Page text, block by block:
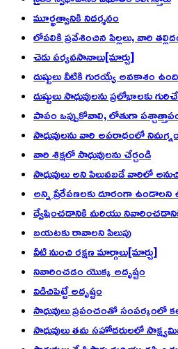
మూర్ఖత్వానికి నిదర్శనం
లోపలికి ప్రవేశించిన పిల్లలు, వారి
చెడు పర్యవసానాలు[మార్చు]
దుష్టులు వీటికి గురయ్యే అవకాశం ఉంది
దుష్టులు సాధువులను ప్రలోభాలకు
పాపం ఒప్పుకోవాలి, లోతుగా
సాధువులను వారి అపరాధంలో
వారి శిక్షలో సాధువులను చేర్చండి
సాధువులు అని పిలువబడే వారిలో
అన్ని ప్రేరేపణలకు దూరంగా
ద్వేషించడానికి మరియు
బయటకు రావాలని పిలుపు
వీటి నుంచి రక్షణ మార్గాలు[మార్చు]
నివారించడం యొక్క అదృష్టం
విడిచిపెట్టే అదృష్టం
సాధువులు ప్రపంచంతో సంపర్కంలో
సాధువులు తమ సహోదరులలో